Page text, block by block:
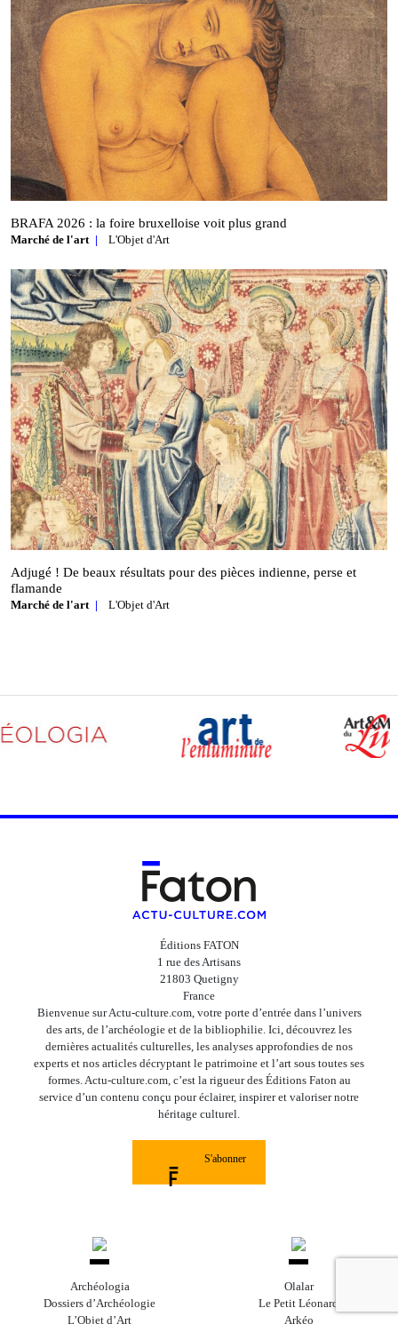
BRAFA 2026 : la foire bruxelloise voit plus grand
Marché de l'art L'Objet d'Art
Adjugé ! De beaux résultats pour des pièces indienne, perse et
flamande
Marché de l'art L'Objet d'Art
Éditions FATON
1 rue des Artisans
21803 Quetigny
France
Bienvenue sur Actu-culture.com, votre porte d’entrée dans l’univers
des arts, de l’archéologie et de la bibliophilie. Ici, découvrez les
dernières actualités culturelles, les analyses approfondies de nos
experts et nos articles décryptant le patrimoine et l’art sous toutes ses
formes. Actu-culture.com, c’est la rigueur des Éditions Faton au
service d’un contenu conçu pour éclairer, inspirer et valoriser notre
héritage culturel.
S'abonner
Archéologia
Dossiers d’Archéologie
L’Objet d’Art
Olalar
Le Petit Léonard
Arkéo